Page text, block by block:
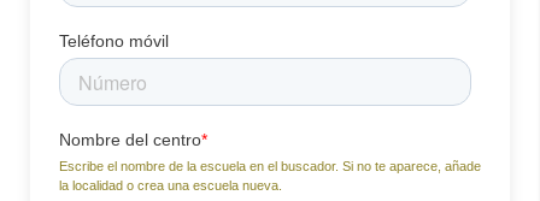
Teléfono móvil
Nombre del centro*
Escribe el nombre de la escuela en el buscador. Si no te aparece, añade
la localidad o crea una escuela nueva.